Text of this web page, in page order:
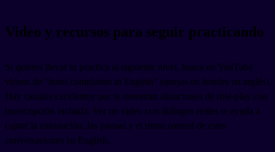
Video y recursos para seguir practicando
Si quieres llevar tu práctica al siguiente nivel, busca en YouTube
videos de "hotel complaints in English" (quejas en hoteles en inglés).
Hay canales excelentes que te muestran situaciones de role-play con
transcripción incluida. Ver un video con diálogos reales te ayuda a
captar la entonación, las pausas y el ritmo natural de estas
conversaciones en English.